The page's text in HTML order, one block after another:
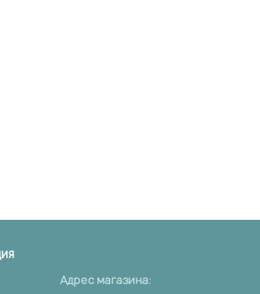
Адрес магазина: